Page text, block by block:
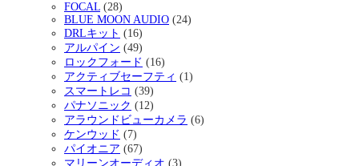
FOCAL (28)
BLUE MOON AUDIO (24)
DRLキット (16)
アルパイン (49)
ロックフォード (16)
アクティブセーフティ (1)
スマートレコ (39)
パナソニック (12)
アラウンドビューカメラ (6)
ケンウッド (7)
パイオニア (67)
マリーンオーディオ (3)